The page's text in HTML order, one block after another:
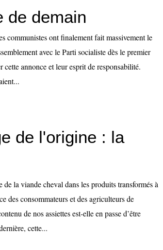
de demain
communistes ont finalement fait massivement le
avec le Parti socialiste dès le premier
cette annonce et leur esprit de responsabilité.
de l'origine : la
la viande cheval dans les produits transformés à
des consommateurs et des agriculteurs de
de nos assiettes est-elle en passe d’être
cette...